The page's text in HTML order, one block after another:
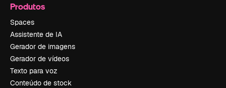
Produtos
Spaces
Assistente de IA
Gerador de imagens
Gerador de vídeos
Texto para voz
Conteúdo de stock